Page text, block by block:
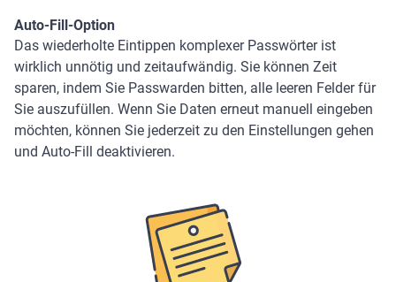
Auto-Fill-Option
Das wiederholte Eintippen komplexer Passwörter ist
wirklich unnötig und zeitaufwändig. Sie können Zeit
sparen, indem Sie Passwarden bitten, alle leeren Felder für
Sie auszufüllen. Wenn Sie Daten erneut manuell eingeben
möchten, können Sie jederzeit zu den Einstellungen gehen
und Auto-Fill deaktivieren.